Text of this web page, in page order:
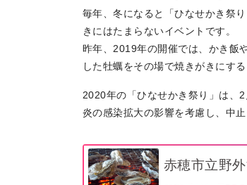
毎年、冬になると「ひなせかき祭
きにはたまらないイベントです。
昨年、2019年の開催では、かき飯
した牡蠣をその場で焼きがきにす
2020年の「ひなせかき祭り」は、
炎の感染拡大の影響を考慮し、中止
赤穂市立野